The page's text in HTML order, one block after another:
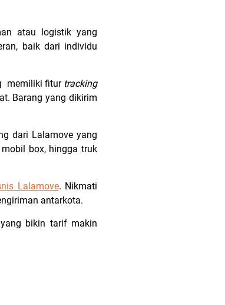
atau logistik yang
baik dari individu
memiliki fitur tracking
Barang yang dikirim
dari Lalamove yang
box, hingga truk
Lalamove. Nikmati
antarkota.
bikin tarif makin